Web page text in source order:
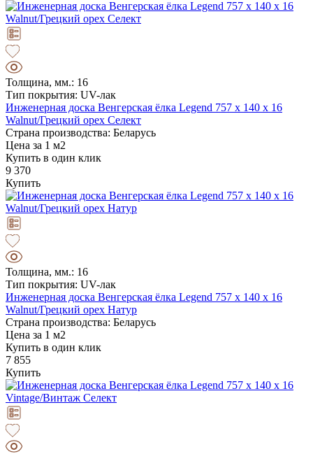
Толщина, мм.: 16
Тип покрытия: UV-лак
Инженерная доска Венгерская ёлка Legend 757 х 140 х 16
Walnut/Грецкий орех Селект
Страна производства: Беларусь
Цена за 1 м2
Купить в один клик
9 370
Купить
Толщина, мм.: 16
Тип покрытия: UV-лак
Инженерная доска Венгерская ёлка Legend 757 х 140 х 16
Walnut/Грецкий орех Натур
Страна производства: Беларусь
Цена за 1 м2
Купить в один клик
7 855
Купить